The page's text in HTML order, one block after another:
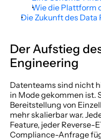
Wie die Plattform
Die Zukunft des
Der Aufstieg
Engineering
Datenteams sind nicht
in Mode gekommen ist.
Bereitstellung von
mehr skalierbar war.
Feature, jeder Reverse-
Compliance-Anfrage